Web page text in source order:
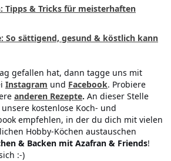
Tipps & Tricks für meisterhaften
So sättigend, gesund & köstlich kann
gefallen hat, dann tagge uns mit
Instagram und Facebook. Probiere
anderen Rezepte. An dieser Stelle
kostenlose Koch- und
empfehlen, in der du dich mit vielen
Hobby-Köchen austauschen
& Backen mit Azafran & Friends!
:-)